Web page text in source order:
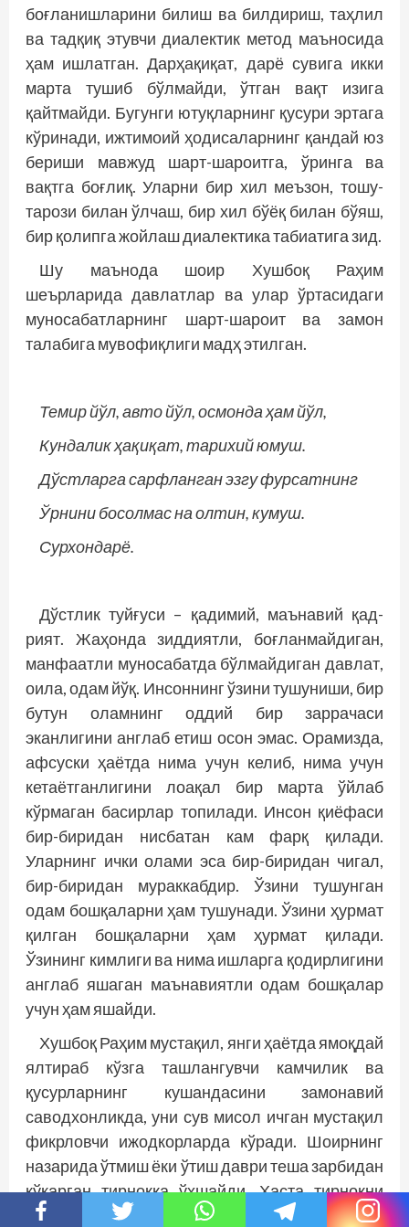
боғланишларини билиш ва билдириш, таҳлил
ва тадқиқ этувчи диалектик метод маъносида
ҳам ишлатган. Дарҳақиқат, дарё сувига икки
марта тушиб бўлмайди, ўтган вақт изига
қайтмайди. Бугунги ютуқларнинг қусури эртага
кўринади, ижтимоий ҳодисаларнинг қандай юз
бериши мавжуд шарт-шароитга, ўринга ва
вақтга боғлиқ. Уларни бир хил меъзон, тошу-
тарози билан ўлчаш, бир хил бўёқ билан бўяш,
бир қолипга жойлаш диалектика табиатига зид.
Шу маънода шоир Хушбоқ Раҳим
шеърларида давлатлар ва улар ўртасидаги
муносабатларнинг шарт-шароит ва замон
талабига мувофиқлиги мадҳ этилган.
Темир йўл, авто йўл, осмонда ҳам йўл,
Кундалик ҳақиқат, тарихий юмуш.
Дўстларга сарфланган эзгу фурсатнинг
Ўрнини босолмас на олтин, кумуш.
Сурхондарё.
Дўстлик туйғуси – қадимий, маънавий қад­
рият. Жаҳонда зиддиятли, боғланмайдиган,
манфаатли муносабатда бўлмайдиган давлат,
оила, одам йўқ. Инсоннинг ўзини тушуниши, бир
бутун оламнинг оддий бир заррачаси
эканлигини англаб етиш осон эмас. Орамизда,
афсуски ҳаётда нима учун келиб, нима учун
кетаётганлигини лоақал бир марта ўйлаб
кўрмаган басирлар топилади. Инсон қиёфаси
бир-биридан нисбатан кам фарқ қилади.
Уларнинг ички олами эса бир-биридан чигал,
бир-биридан мураккабдир. Ўзини тушунган
одам бошқаларни ҳам тушунади. Ўзини ҳурмат
қилган бошқаларни ҳам ҳурмат қилади.
Ўзининг кимлиги ва нима ишларга қодирлигини
англаб яшаган маънавиятли одам бошқалар
учун ҳам яшайди.
Хушбоқ Раҳим мустақил, янги ҳаётда ямоқдай
ялтираб кўзга ташлангувчи камчилик ва
қусурларнинг кушандасини замонавий
саводхонликда, уни сув мисол ичган мус­тақил
фикрловчи ижодкорларда кўради. Шоирнинг
назарида ўтмиш ёки ўтиш даври теша зарбидан
кўкарган тирноққа ўхшайди. Хаста тирноқни
янги, соғлом тирноқ суриб чиқаради. Соғлом